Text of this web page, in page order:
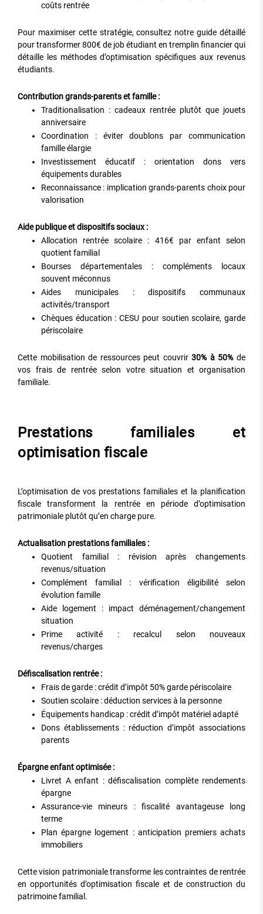
coûts rentrée
Pour maximiser cette stratégie, consultez notre guide détaillé
pour transformer 800€ de job étudiant en tremplin financier qui
détaille les méthodes d’optimisation spécifiques aux revenus
étudiants.
Contribution grands-parents et famille :
Traditionalisation : cadeaux rentrée plutôt que jouets
anniversaire
Coordination : éviter doublons par communication
famille élargie
Investissement éducatif : orientation dons vers
équipements durables
Reconnaissance : implication grands-parents choix pour
valorisation
Aide publique et dispositifs sociaux :
Allocation rentrée scolaire : 416€ par enfant selon
quotient familial
Bourses départementales : compléments locaux
souvent méconnus
Aides municipales : dispositifs communaux
activités/transport
Chèques éducation : CESU pour soutien scolaire, garde
périscolaire
Cette mobilisation de ressources peut couvrir30% à 50%de
vos frais de rentrée selon votre situation et organisation
familiale.
Prestations familiales et
optimisation fiscale
L’optimisation de vos prestations familiales et la planification
fiscale transforment la rentrée en période d’optimisation
patrimoniale plutôt qu’en charge pure.
Actualisation prestations familiales :
Quotient familial : révision après changements
revenus/situation
Complément familial : vérification éligibilité selon
évolution famille
Aide logement : impact déménagement/changement
situation
Prime activité : recalcul selon nouveaux
revenus/charges
Défiscalisation rentrée :
Frais de garde : crédit d’impôt 50% garde périscolaire
Soutien scolaire : déduction services à la personne
Équipements handicap : crédit d’impôt matériel adapté
Dons établissements : réduction d’impôt associations
parents
Épargne enfant optimisée :
Livret A enfant : défiscalisation complète rendements
épargne
Assurance-vie mineurs : fiscalité avantageuse long
terme
Plan épargne logement : anticipation premiers achats
immobiliers
Cette vision patrimoniale transforme les contraintes de rentrée
en opportunités d’optimisation fiscale et de construction du
patrimoine familial.